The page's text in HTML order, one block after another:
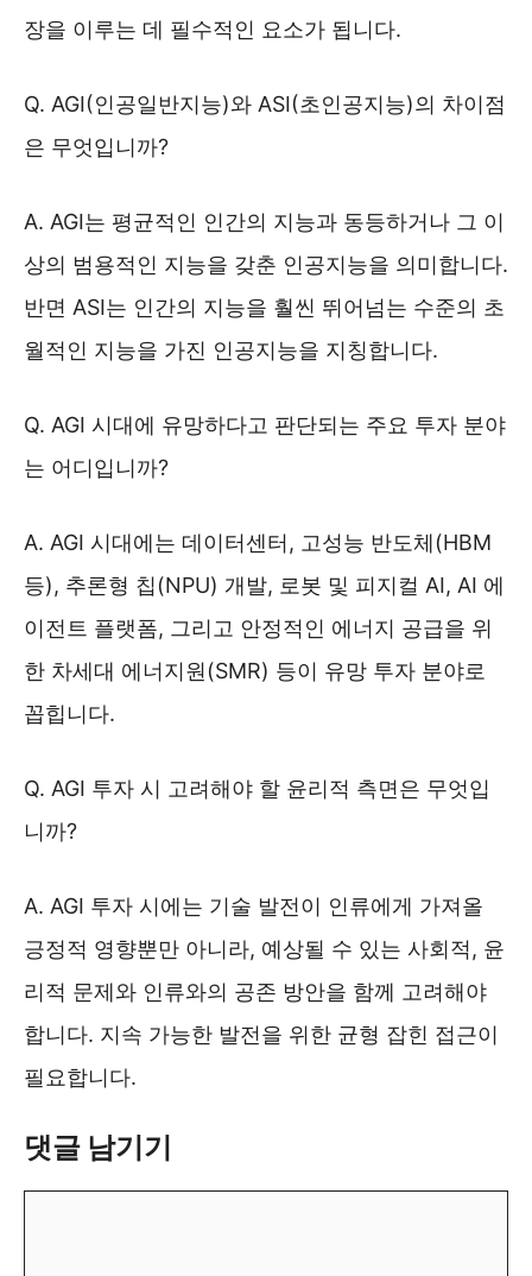
장을 이루는 데 필수적인 요소가 됩니다.
Q. AGI(인공일반지능)와 ASI(초인공지능)의 차이점
은 무엇입니까?
A. AGI는 평균적인 인간의 지능과 동등하거나 그 이
상의 범용적인 지능을 갖춘 인공지능을 의미합니다.
반면 ASI는 인간의 지능을 훨씬 뛰어넘는 수준의 초
월적인 지능을 가진 인공지능을 지칭합니다.
Q. AGI 시대에 유망하다고 판단되는 주요 투자 분야
는 어디입니까?
A. AGI 시대에는 데이터센터, 고성능 반도체(HBM
등), 추론형 칩(NPU) 개발, 로봇 및 피지컬 AI, AI 에
이전트 플랫폼, 그리고 안정적인 에너지 공급을 위
한 차세대 에너지원(SMR) 등이 유망 투자 분야로
꼽힙니다.
Q. AGI 투자 시 고려해야 할 윤리적 측면은 무엇입
니까?
A. AGI 투자 시에는 기술 발전이 인류에게 가져올
긍정적 영향뿐만 아니라, 예상될 수 있는 사회적, 윤
리적 문제와 인류와의 공존 방안을 함께 고려해야
합니다. 지속 가능한 발전을 위한 균형 잡힌 접근이
필요합니다.
댓글 남기기